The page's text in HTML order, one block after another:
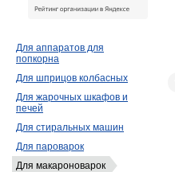
Для аппаратов для
попкорна
Для шприцов колбасных
Для жарочных шкафов и
печей
Для стиральных машин
Для пароварок
Для макароноварок